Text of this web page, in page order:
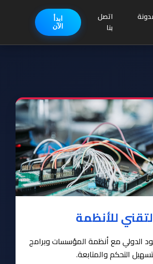
اتصل
بنا
ابدأ
الآن
للأنظمة
الدولي مع أنظمة المؤسسات وبرامج
التحكم والمتابعة.